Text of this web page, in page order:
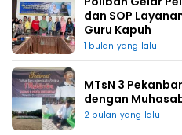
dan SOP
Guru Kapuh
1 bulan yang lalu
MTsN 3
dengan
2 bulan yang lalu